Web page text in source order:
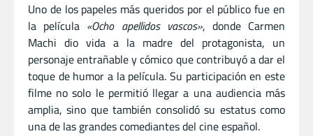
Uno de los papeles más queridos por el público fue en
la película «Ocho apellidos vascos», donde Carmen
Machi dio vida a la madre del protagonista, un
personaje entrañable y cómico que contribuyó a dar el
toque de humor a la película. Su participación en este
filme no solo le permitió llegar a una audiencia más
amplia, sino que también consolidó su estatus como
una de las grandes comediantes del cine español.